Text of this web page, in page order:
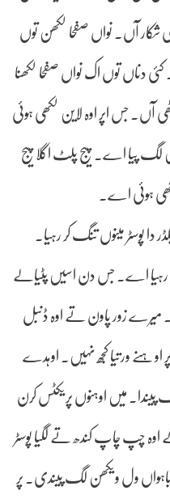
آں۔ نواں صفحا لکھن توں
دناں توں اک نواں صفحا لکھنا
آں۔ جس اپر اوہ لاین لکھی ہوئی
لگ پیا اے۔ پیج پلٹ اگلا پیج
ہوئی اے۔
بلڈر دا پوسٹر مینوں تنگ کر رہیا۔
رہیا اے۔ جس دن اسیں پٹیالے
میرے زور پاون تے اوہ ڈنبل
اوہنے ورتیا کجھ نہیں۔ اوہدے
میں اوہنوں پریکٹس کرن
چپ چاپ کندھ تے لگیا پوسٹر
ول ویکھن لگ پیندی۔ پر